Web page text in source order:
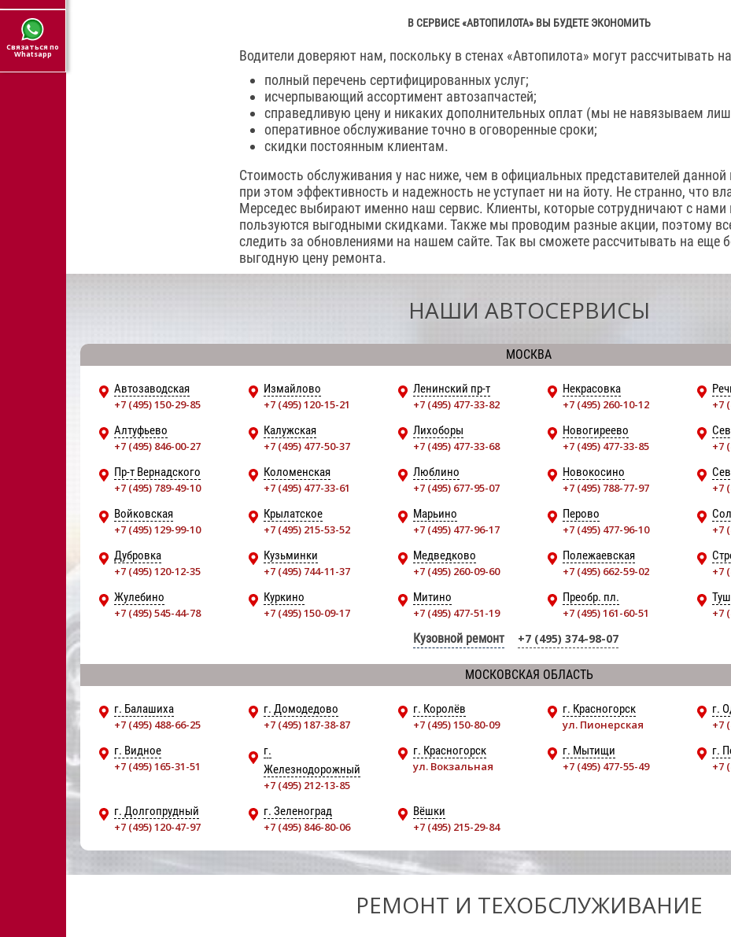
В СЕРВИСЕ «АВТОПИЛОТА» ВЫ БУДЕТЕ ЭКОНОМИТЬ
Водители доверяют нам, поскольку в стенах «Автопилота» могут рассчитывать
полный перечень сертифицированных услуг;
исчерпывающий ассортимент автозапчастей;
справедливую цену и никаких дополнительных оплат (мы не навязываем
оперативное обслуживание точно в оговоренные сроки;
скидки постоянным клиентам.
Стоимость обслуживания у нас ниже, чем в официальных представителей
при этом эффективность и надежность не уступает ни на йоту. Не странно, что
Мерседес выбирают именно наш сервис. Клиенты, которые сотрудничают с нами
пользуются выгодными скидками. Также мы проводим разные акции, поэтому
следить за обновлениями на нашем сайте. Так вы сможете рассчитывать на еще
выгодную цену ремонта.
НАШИ АВТОСЕРВИСЫ
МОСКВА
Автозаводская
+7 (495) 150-29-85
Измайлово
+7 (495) 120-15-21
Ленинский пр-т
+7 (495) 477-33-82
Некрасовка
+7 (495) 260-10-12
+7
Алтуфьево
+7 (495) 846-00-27
Калужская
+7 (495) 477-50-37
Лихоборы
+7 (495) 477-33-68
Новогиреево
+7 (495) 477-33-85
+7
Пр-т Вернадского
+7 (495) 789-49-10
Коломенская
+7 (495) 477-33-61
Люблино
+7 (495) 677-95-07
Новокосино
+7 (495) 788-77-97
+7
Войковская
+7 (495) 129-99-10
Крылатское
+7 (495) 215-53-52
Марьино
+7 (495) 477-96-17
Перово
+7 (495) 477-96-10
+7
Дубровка
+7 (495) 120-12-35
Кузьминки
+7 (495) 744-11-37
Медведково
+7 (495) 260-09-60
Полежаевская
+7 (495) 662-59-02
+7
Жулебино
+7 (495) 545-44-78
Куркино
+7 (495) 150-09-17
Митино
+7 (495) 477-51-19
Преобр. пл.
+7 (495) 161-60-51
+7
Кузовной ремонт +7 (495) 374-98-07
МОСКОВСКАЯ ОБЛАСТЬ
г. Балашиха
+7 (495) 488-66-25
г. Домодедово
+7 (495) 187-38-87
г. Королёв
+7 (495) 150-80-09
г. Красногорск
ул. Пионерская
г.
+7
г. Видное
+7 (495) 165-31-51
г.
Железнодорожный
+7 (495) 212-13-85
г. Красногорск
ул. Вокзальная
г. Мытищи
+7 (495) 477-55-49
г.
+7
г. Долгопрудный
+7 (495) 120-47-97
г. Зеленоград
+7 (495) 846-80-06
Вёшки
+7 (495) 215-29-84
РЕМОНТ И ТЕХОБСЛУЖИВАНИЕ
Связаться по
Whatsapp